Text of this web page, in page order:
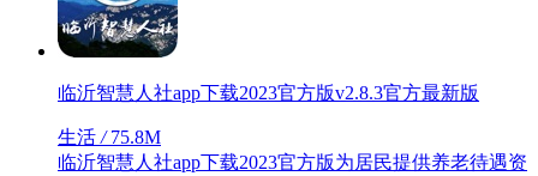
临沂智慧人社app下载2023官方版v2.8.3官方最新版
生活/75.8M
临沂智慧人社app下载2023官方版为居民提供养老待遇资